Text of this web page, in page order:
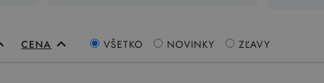
CENA VŠETKO NOVINKY ZĽAVY